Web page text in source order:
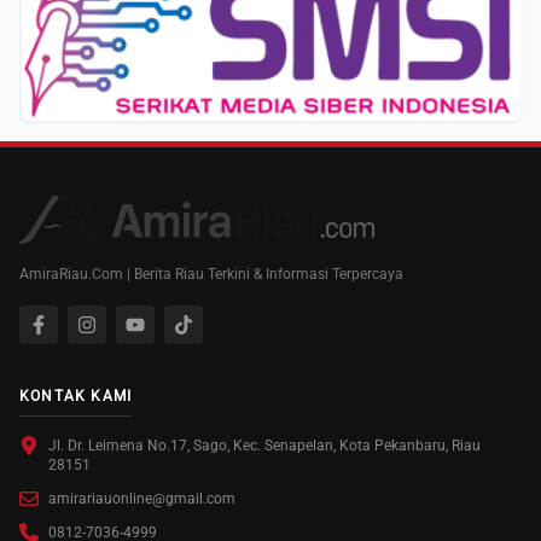
AmiraRiau.Com | Berita Riau Terkini & Informasi Terpercaya
KONTAK KAMI
Jl. Dr. Leimena No.17, Sago, Kec. Senapelan, Kota Pekanbaru, Riau
28151
amirariauonline@gmail.com
0812-7036-4999